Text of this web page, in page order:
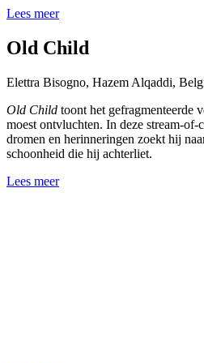
Lees meer
Old Child
Elettra Bisogno, Hazem Alqaddi,
Old Child toont het gefragmenteerde
moest ontvluchten. In deze stream-of-
dromen en herinneringen zoekt hij
schoonheid die hij achterliet.
Lees meer